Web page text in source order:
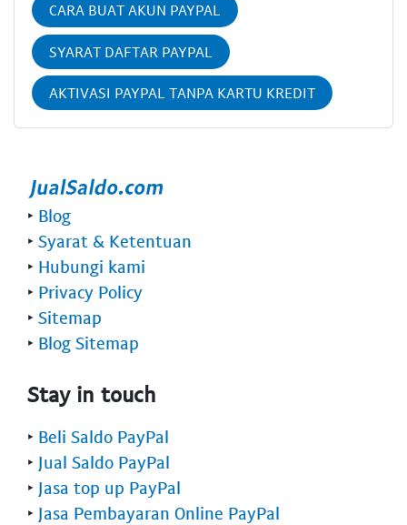
CARA BUAT AKUN PAYPAL
SYARAT DAFTAR PAYPAL
AKTIVASI PAYPAL TANPA KARTU KREDIT
‣ Blog
‣ Syarat & Ketentuan
‣ Hubungi kami
‣ Privacy Policy
‣ Sitemap
‣ Blog Sitemap
Stay in touch
‣ Beli Saldo PayPal
‣ Jual Saldo PayPal
‣ Jasa top up PayPal
‣ Jasa Pembayaran Online PayPal